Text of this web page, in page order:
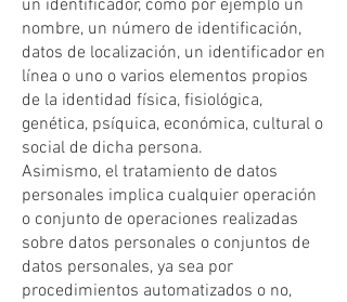
un identificador, como por ejemplo un
nombre, un número de identificación,
datos de localización, un identificador en
línea o uno o varios elementos propios
de la identidad física, fisiológica,
genética, psíquica, económica, cultural o
social de dicha persona.
Asimismo, el tratamiento de datos
personales implica cualquier operación
o conjunto de operaciones realizadas
sobre datos personales o conjuntos de
datos personales, ya sea por
procedimientos automatizados o no,